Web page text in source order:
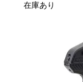
在庫あり